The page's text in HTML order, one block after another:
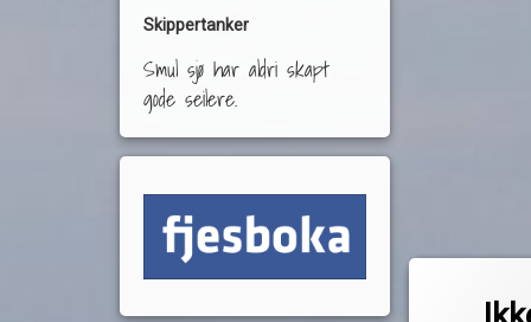
Skippertanker
Smul sjø har aldri skapt
gode seilere.